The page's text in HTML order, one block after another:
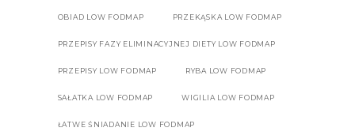
OBIAD LOW FODMAP PRZEKĄSKA LOW FODMAP
PRZEPISY FAZY ELIMINACYJNEJ DIETY LOW FODMAP
PRZEPISY LOW FODMAP RYBA LOW FODMAP
SAŁATKA LOW FODMAP WIGILIA LOW FODMAP
ŁATWE ŚNIADANIE LOW FODMAP